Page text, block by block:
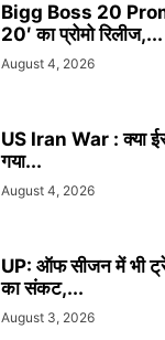
Bigg Boss 20
20′ का प्रोमो रिलीज,...
August 4, 2026
US Iran War : क्या
गया...
August 4, 2026
UP: ऑफ सीजन में भी
का संकट,...
August 3, 2026